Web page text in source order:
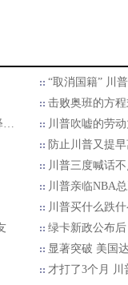
“取消国籍” 川
击败奥班的方
…
川普吹嘘的劳
防止川普又提
川普三度喊话
川普亲临NBA
川普买什么跌
绿卡新政公布
显著突破 美国
才打了3个月 川